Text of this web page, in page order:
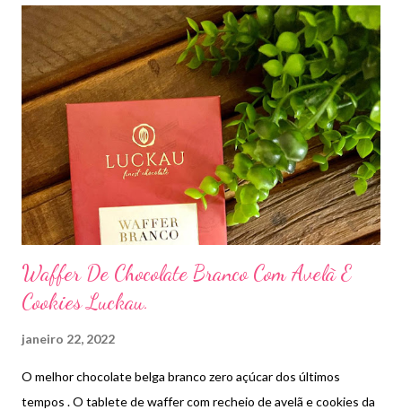
Waffer De Chocolate Branco Com Avelã E
Cookies Luckau.
janeiro 22, 2022
O melhor chocolate belga branco zero açúcar dos últimos
tempos . O tablete de waffer com recheio de avelã e cookies da